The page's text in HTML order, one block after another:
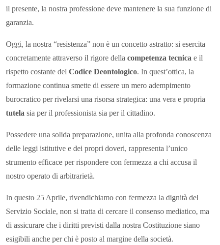
il presente, la nostra professione deve mantenere la sua funzione di
garanzia.
Oggi, la nostra “resistenza” non è un concetto astratto: si esercita
concretamente attraverso il rigore della competenza tecnica e il
rispetto costante del Codice Deontologico. In quest’ottica, la
formazione continua smette di essere un mero adempimento
burocratico per rivelarsi una risorsa strategica: una vera e propria
tutela sia per il professionista sia per il cittadino.
Possedere una solida preparazione, unita alla profonda conoscenza
delle leggi istitutive e dei propri doveri, rappresenta l’unico
strumento efficace per rispondere con fermezza a chi accusa il
nostro operato di arbitrarietà.
In questo 25 Aprile, rivendichiamo con fermezza la dignità del
Servizio Sociale, non si tratta di cercare il consenso mediatico, ma
di assicurare che i diritti previsti dalla nostra Costituzione siano
esigibili anche per chi è posto al margine della società.